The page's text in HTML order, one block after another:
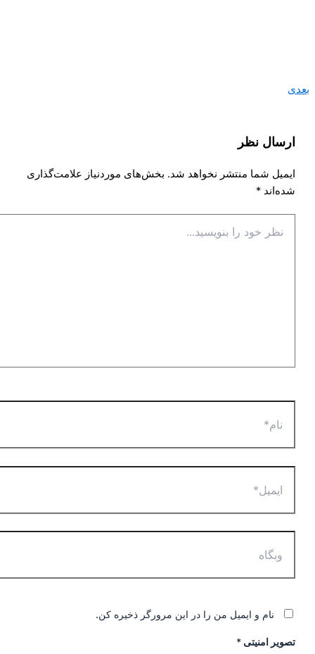
بعدی
ارسال نظر
ایمیل شما منتشر نخواهد شد. بخش‌های موردنیاز علامت‌گذاری
شده‌اند*
نام و ایمیل من را در این مرورگر ذخیره کن.
تصویر امنیتی *